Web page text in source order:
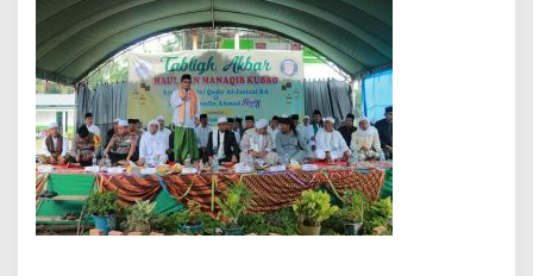
u
l
i
a
D
a
n
U
l
a
m